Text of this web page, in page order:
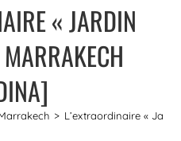
« JARDIN
> L’extraordinaire «